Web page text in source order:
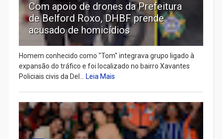
Com apoio de drones da Prefeitura
de Belford Roxo, DHBF prende
acusado de homicídios
Homem conhecido como "Tom" integrava grupo ligado à
expansão do tráfico e foi localizado no bairro Xavantes
Policiais civis da Del...
Leia Mais